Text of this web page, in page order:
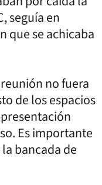
seguía en
que se achicaba
no fuera
de los espacios
Es importante
bancada de